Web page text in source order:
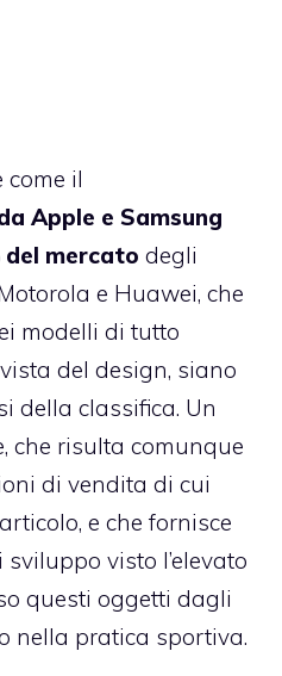
come il
Apple e Samsung
mercato degli
e Huawei, che
modelli di tutto
del design, siano
della classifica. Un
che risulta comunque
di vendita di cui
e che fornisce
visto l’elevato
questi oggetti dagli
nella pratica sportiva.